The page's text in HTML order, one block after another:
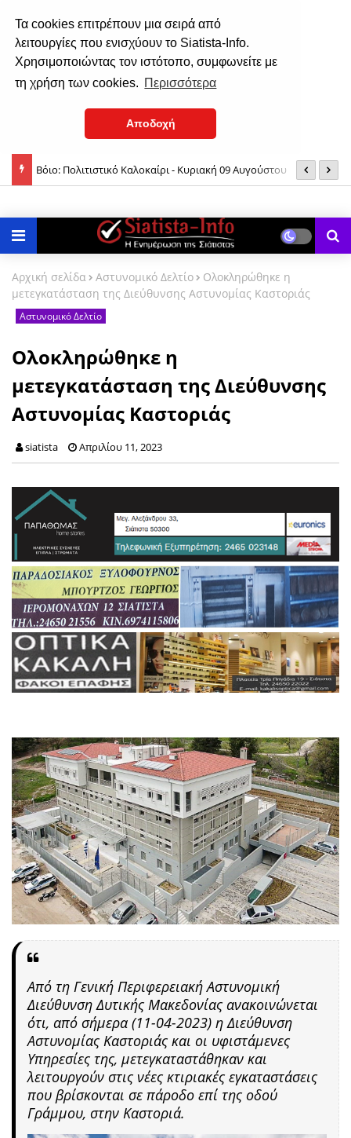
Τα cookies επιτρέπουν μια σειρά από
λειτουργίες που ενισχύουν το Siatista-Info.
Χρησιμοποιώντας τον ιστότοπο, συμφωνείτε με
τη χρήση των cookies. Περισσότερα
Αποδοχή
Βόιο: Πολιτιστικό Καλοκαίρι - Κυριακή 09 Αυγούστου
Αρχική σελίδα Αστυνομικό Δελτίο
Ολοκληρώθηκε η
μετεγκατάσταση της Διεύθυνσης Αστυνομίας Καστοριάς
Αστυνομικό Δελτίο
Ολοκληρώθηκε η
μετεγκατάσταση της Διεύθυνσης
Αστυνομίας Καστοριάς
siatista Απριλίου 11, 2023
Από τη Γενική Περιφερειακή Αστυνομική
Διεύθυνση Δυτικής Μακεδονίας ανακοινώνεται
ότι, από σήμερα (11-04-2023) η Διεύθυνση
Αστυνομίας Καστοριάς και οι υφιστάμενες
Υπηρεσίες της, μετεγκαταστάθηκαν και
λειτουργούν στις νέες κτιριακές εγκαταστάσεις
που βρίσκονται σε πάροδο επί της οδού
Γράμμου, στην Καστοριά.